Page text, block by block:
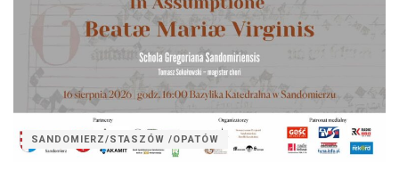
SANDOMIERZ/STASZÓW /OPATÓW